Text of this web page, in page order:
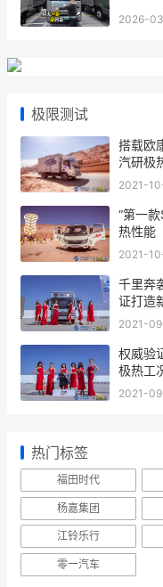
2026-
轻卡也
2026-
极限测试
汽研极
2021-
千里
证打造
2021-
权威验